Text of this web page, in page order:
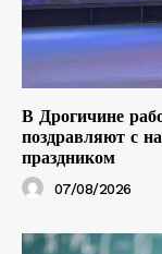
В Дрогичине
поздравляют с
праздником
07/08/2026